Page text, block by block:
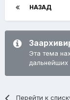
НАЗАД
Эта тема
дальнейших
Перейти к